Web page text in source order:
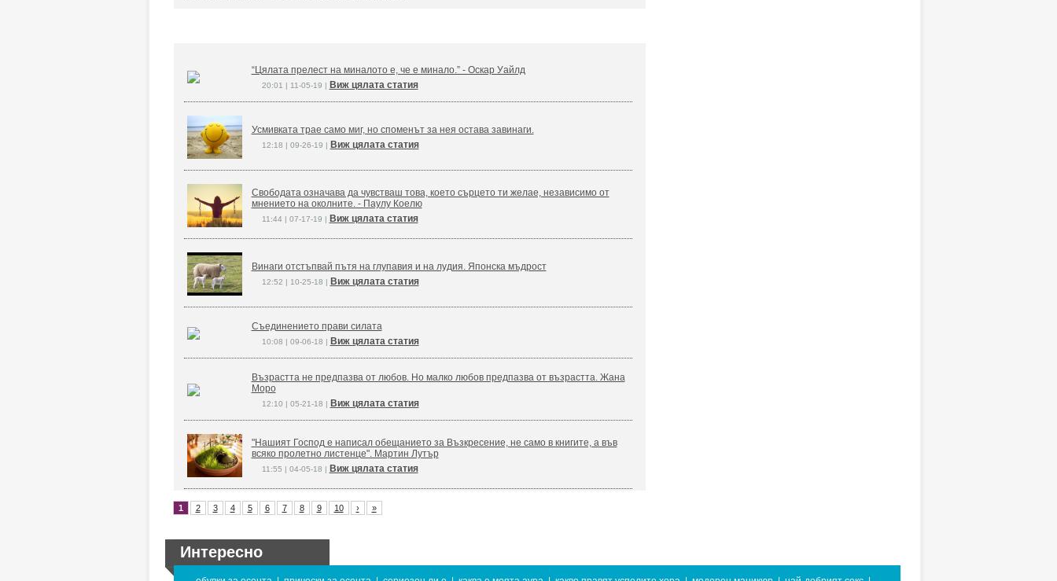
“Цялата прелест на миналото е, че е минало.” - Оскар Уайлд
20:01 | 11-05-19 | Виж цялата статия
Усмивката трае само миг, но споменът за нея остава завинаги.
12:18 | 09-26-19 | Виж цялата статия
Свободата означава да чувстваш това, което сърцето ти желае, независимо от
мнението на околните. - Паулу Коелю
11:44 | 07-17-19 | Виж цялата статия
Винаги отстъпвай пътя на глупавия и на лудия. Японска мъдрост
12:52 | 10-25-18 | Виж цялата статия
Съединението прави силата
10:08 | 09-06-18 | Виж цялата статия
Възрастта не предпазва от любов. Но малко любов предпазва от възрастта. Жана
Моро
12:10 | 05-21-18 | Виж цялата статия
"Нашият Господ е написал обещанието за Възкресение, не само в книгите, а във
всяко пролетно листенце". Мартин Лутър
11:55 | 04-05-18 | Виж цялата статия
1 2 3 4 5 6 7 8 9 10 › »
Интересно